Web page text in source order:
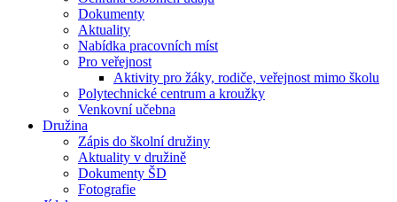
Dokumenty
Aktuality
Nabídka pracovních míst
Pro veřejnost
Aktivity pro žáky, rodiče, veřejnost mimo školu
Polytechnické centrum a kroužky
Venkovní učebna
Družina
Zápis do školní družiny
Aktuality v družině
Dokumenty ŠD
Fotografie